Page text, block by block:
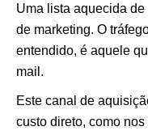
Uma lista aquecida
de marketing. O
entendido, é aquele
mail.
Este canal de
custo direto, como